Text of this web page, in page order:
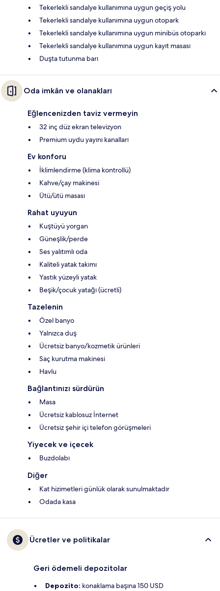
Tekerlekli sandalye kullanımına uygun geçiş yolu
Tekerlekli sandalye kullanımına uygun otopark
Tekerlekli sandalye kullanımına uygun minibüs otoparkı
Tekerlekli sandalye kullanımına uygun kayıt masası
Duşta tutunma barı
Oda imkân ve olanakları
Eğlencenizden taviz vermeyin
32 inç düz ekran televizyon
Premium uydu yayını kanalları
Ev konforu
İklimlendirme (klima kontrollü)
Kahve/çay makinesi
Ütü/ütü masası
Rahat uyuyun
Kuştüyü yorgan
Güneşlik/perde
Ses yalıtımlı oda
Kaliteli yatak takımı
Yastık yüzeyli yatak
Beşik/çocuk yatağı (ücretli)
Tazelenin
Özel banyo
Yalnızca duş
Ücretsiz banyo/kozmetik ürünleri
Saç kurutma makinesi
Havlu
Bağlantınızı sürdürün
Masa
Ücretsiz kablosuz İnternet
Ücretsiz şehir içi telefon görüşmeleri
Yiyecek ve içecek
Buzdolabı
Diğer
Kat hizimetleri günlük olarak sunulmaktadır
Odada kasa
Ücretler ve politikalar
Geri ödemeli depozitolar
Depozito: konaklama başına 150 USD